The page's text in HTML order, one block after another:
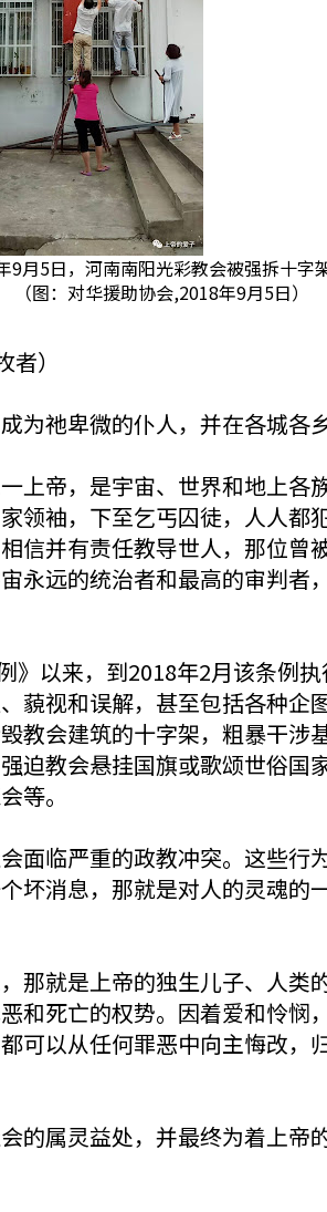
9月5日，河南南阳光彩教会被强拆十字
（图：对华援助协会,2018年9月5日）
）
祂卑微的仆人，并在各城各
上帝，是宇宙、世界和地上
领袖，下至乞丐囚徒，人人都
信并有责任教导世人，那位
永远的统治者和最高的审判
》以来，到2018年2月该条例
藐视和误解，甚至包括各种
教会建筑的十字架，粗暴干涉
迫教会悬挂国旗或歌颂世俗国
等。
面临严重的政教冲突。这些
坏消息，那就是对人的灵魂
那就是上帝的独生儿子、人类
和死亡的权势。因着爱和怜
可以从任何罪恶中向主悔改，
的属灵益处，并最终为着上